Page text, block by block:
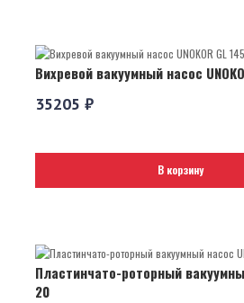
Вихревой вакуумный насос
35205 ₽
В корзину
Пластинчато-роторный
20